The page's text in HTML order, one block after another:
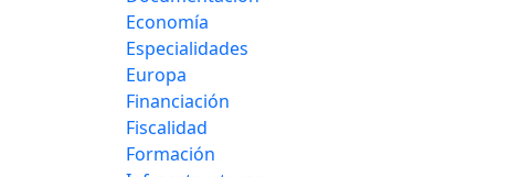
Economía
Especialidades
Europa
Financiación
Fiscalidad
Formación